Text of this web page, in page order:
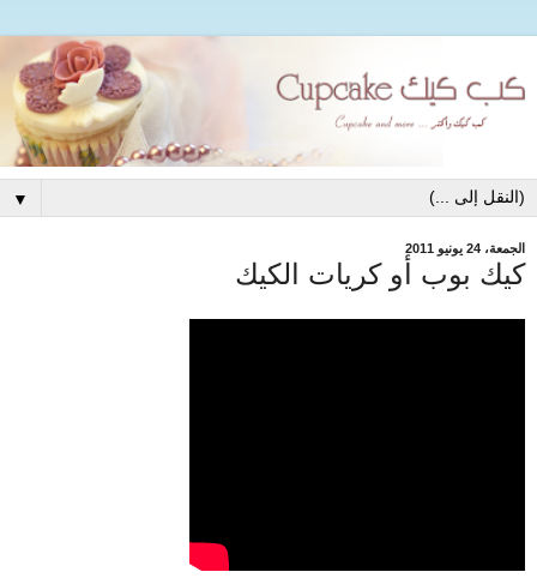
▼
الجمعة، 24 يونيو 2011
كيك بوب أو كريات الكيك